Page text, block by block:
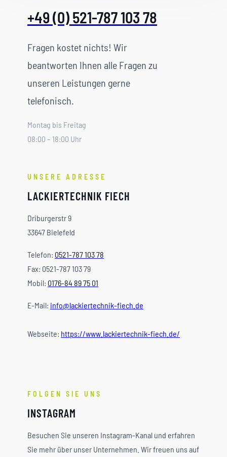
+49 (0) 521-787 103 78
Fragen kostet nichts! Wir
beantworten Ihnen alle Fragen zu
unseren Leistungen gerne
telefonisch.
Montag bis Freitag
08:00 – 18:00 Uhr
UNSERE ADRESSE
LACKIERTECHNIK FIECH
Driburgerstr 9
33647 Bielefeld
Telefon: 0521-787 103 78
Fax: 0521-787 103 79
Mobil: 0176-84 89 75 01
E-Mail: info@lackiertechnik-fiech.de
Webseite: https://www.lackiertechnik-fiech.de/
FOLGEN SIE UNS
INSTAGRAM
Besuchen Sie unseren Instagram-Kanal und erfahren
Sie mehr über unser Unternehmen. Wir freuen uns auf